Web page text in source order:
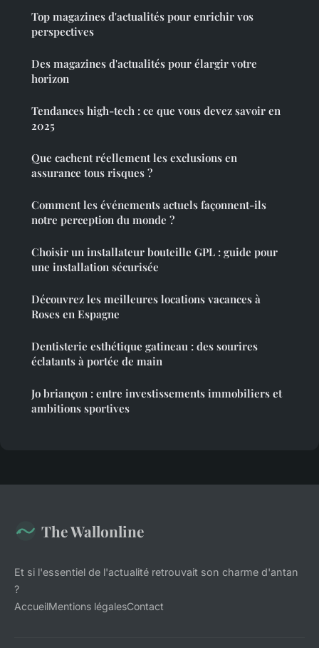
Top magazines d'actualités pour enrichir vos
perspectives
Des magazines d'actualités pour élargir votre
horizon
Tendances high-tech : ce que vous devez savoir en
2025
Que cachent réellement les exclusions en
assurance tous risques ?
Comment les événements actuels façonnent-ils
notre perception du monde ?
Choisir un installateur bouteille GPL : guide pour
une installation sécurisée
Découvrez les meilleures locations vacances à
Roses en Espagne
Dentisterie esthétique gatineau : des sourires
éclatants à portée de main
Jo briançon : entre investissements immobiliers et
ambitions sportives
The Wallonline
Et si l'essentiel de l'actualité retrouvait son charme d'antan
?
AccueilMentions légalesContact